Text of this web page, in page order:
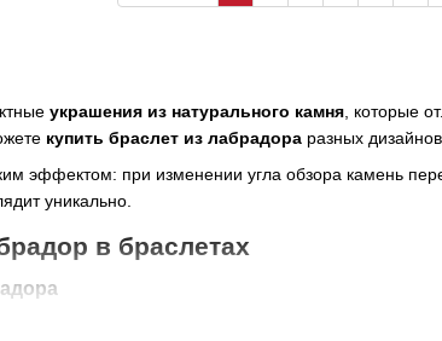
украшения из натурального камня , которые
купить браслет из лабрадора разных
эффектом: при изменении угла обзора камень
уникально.
в браслетах